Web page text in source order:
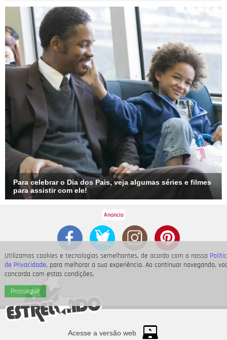
Utilizamos cookies e tecnologias semelhantes, de acordo com a nossa
de Privacidade, para melhorar a sua experiência. Ao continuar navegando,
concorda com estas condições.
Prosseguir
Para celebrar o Dia dos Pais, veja algumas séries e filmes
para assistir com ele!
Acesse a versão web